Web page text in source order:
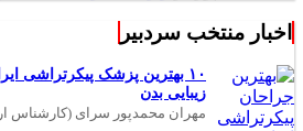
اخبار منتخب سردبیر
۱۰ بهترین پزشک پیکرتراشی
زیبایی بدن
مهران محمدپور سرای (کارشناس